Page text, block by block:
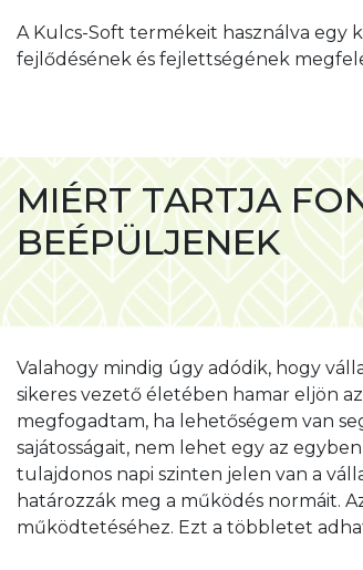
A Kulcs-Soft termékeit használva egy
fejlődésének és fejlettségének
MIÉRT TARTJA
BEÉPÜLJENEK
VÁLLALKOZÁSOK
Valahogy mindig úgy adódik, hogy
sikeres vezető életében hamar eljön
megfogadtam, ha lehetőségem van
sajátosságait, nem lehet egy az
tulajdonos napi szinten jelen van a
határozzák meg a működés normáit.
működtetéséhez. Ezt a többletet